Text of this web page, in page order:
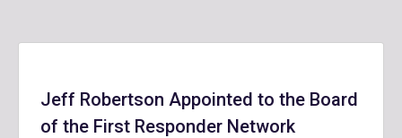
Jeff Robertson Appointed to the Board
of the First Responder Network